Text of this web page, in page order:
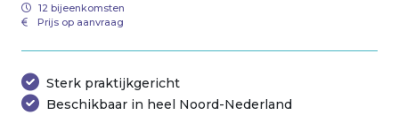
12 bijeenkomsten
Prijs op aanvraag
Sterk praktijkgericht
Beschikbaar in heel Noord-Nederland